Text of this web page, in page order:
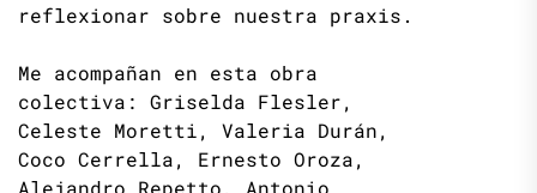
reflexionar sobre nuestra praxis.
Me acompañan en esta obra
colectiva: Griselda Flesler,
Celeste Moretti, Valeria Durán,
Coco Cerrella, Ernesto Oroza,
Alejandro Repetto, Antonio